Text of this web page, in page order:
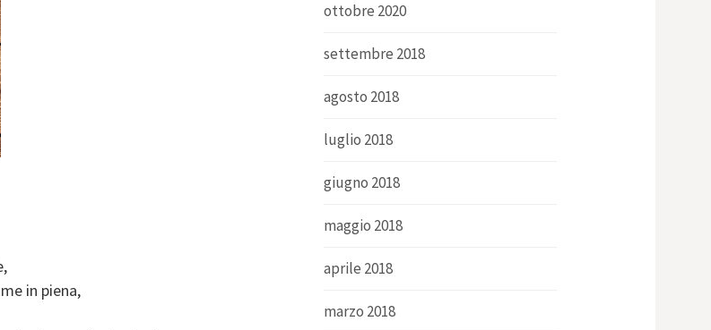
in piena,
ottobre 2020
settembre 2018
agosto 2018
luglio 2018
giugno 2018
maggio 2018
aprile 2018
marzo 2018